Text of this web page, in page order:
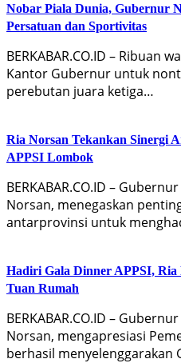
Nobar Piala Dunia, Gubernur
Persatuan dan Sportivitas
BERKABAR.CO.ID – Ribuan
Kantor Gubernur untuk
perebutan juara ketiga…
Ria Norsan Tekankan Sinergi
APPSI Lombok
BERKABAR.CO.ID –
Norsan, menegaskan
antarprovinsi untuk
Hadiri Gala Dinner APPSI, Ria
Tuan Rumah
BERKABAR.CO.ID –
Norsan, mengapresiasi
berhasil menyelenggarakan